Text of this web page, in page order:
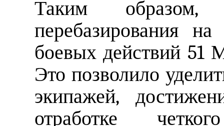
Таким
перебазирования
боевых действий 51
Это позволило
экипажей,
отработке